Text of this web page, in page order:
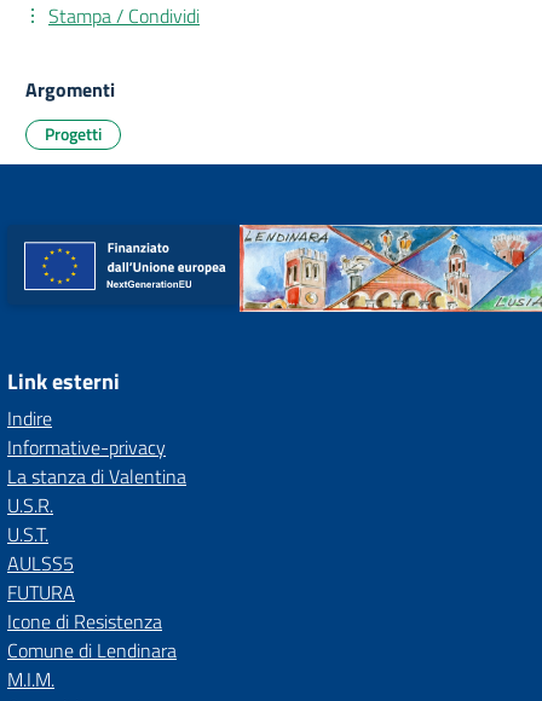
Stampa / Condividi
Argomenti
Progetti
Link esterni
Indire
Informative-privacy
La stanza di Valentina
U.S.R.
U.S.T.
AULSS5
FUTURA
Icone di Resistenza
Comune di Lendinara
M.I.M.